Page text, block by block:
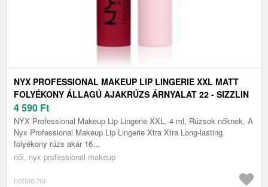
NYX PROFESSIONAL MAKEUP LIP LINGERIE XXL MATT
FOLYÉKONY ÁLLAGÚ AJAKRÚZS ÁRNYALAT 22 - SIZZLIN
4 ML
4 590 Ft
NYX Professional Makeup Lip Lingerie XXL, 4 ml, Rúzsok nőknek, A
Nyx Professional Makeup Lip Lingerie Xtra Xtra Long-lasting
folyékony rúzs akár 16...
női, nyx professional makeup
notino.hu